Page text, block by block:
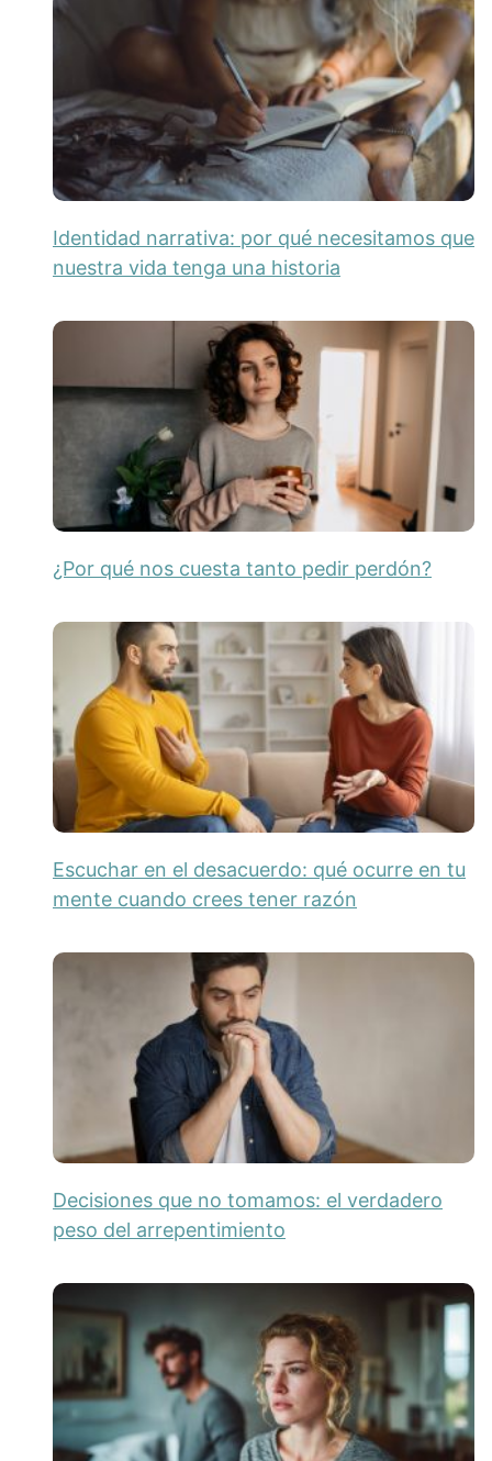
Identidad narrativa: por qué necesitamos que
nuestra vida tenga una historia
¿Por qué nos cuesta tanto pedir perdón?
Escuchar en el desacuerdo: qué ocurre en tu
mente cuando crees tener razón
Decisiones que no tomamos: el verdadero
peso del arrepentimiento